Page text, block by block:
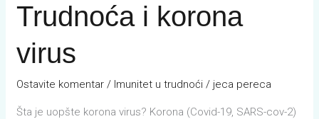
Trudnoća i korona
virus
Ostavite komentar / Imunitet u trudnoći / jeca pereca
Šta je uopšte korona virus? Korona (Covid-19, SARS-cov-2)
korona
virus